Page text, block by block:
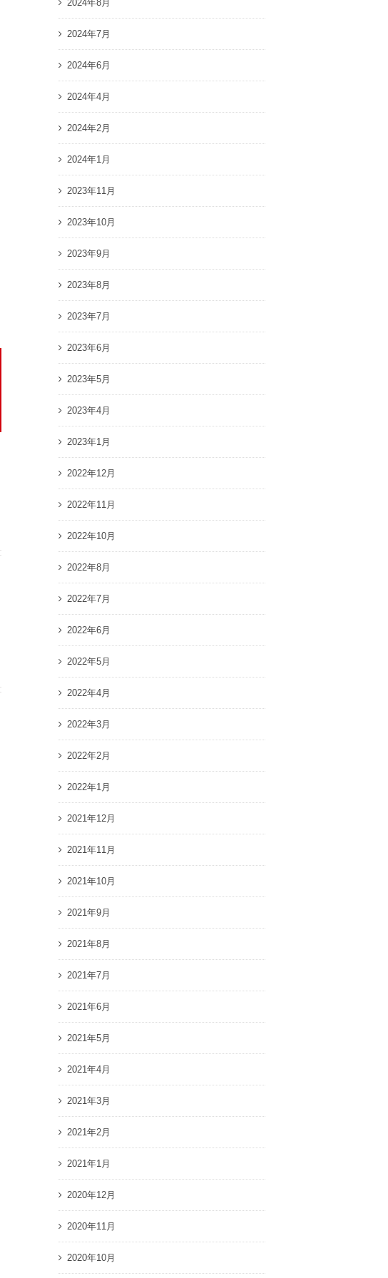
キャリアを前進するための唯
一の方法 〜「行動」とは？
【最終回スペシャル前半】
る未来の働き方
2024年8月
2024年7月
2024年6月
2024年4月
2024年2月
2024年1月
2023年11月
2023年10月
2023年9月
2023年8月
2023年7月
2023年6月
2023年5月
2023年4月
2023年1月
2022年12月
2022年11月
2022年10月
2022年8月
2022年7月
2022年6月
2022年5月
2022年4月
2022年3月
2022年2月
2022年1月
2021年12月
2021年11月
2021年10月
2021年9月
2021年8月
2021年7月
2021年6月
2021年5月
2021年4月
2021年3月
2021年2月
2021年1月
2020年12月
2020年11月
2020年10月